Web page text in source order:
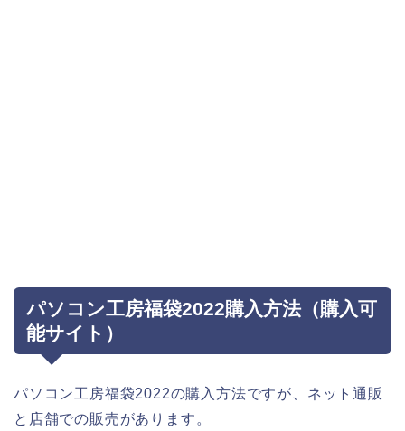
パソコン工房福袋2022購入方法（購入可
能サイト）
パソコン工房福袋2022の購入方法ですが、ネット通販
と店舗での販売があります。